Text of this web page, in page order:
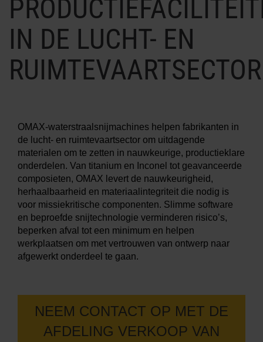
MEER INFO OVER
WATERSNIJMACHINES
IN DE LUCHT- EN
RUIMTEVAARTSECTOR
OMAX-waterstraalsnijmachines helpen fabrikanten in
de lucht- en ruimtevaartsector om uitdagende
materialen om te zetten in nauwkeurige, productieklare
onderdelen. Van titanium en Inconel tot geavanceerde
composieten, OMAX levert de nauwkeurigheid,
herhaalbaarheid en materiaalintegriteit die nodig is
voor missiekritische componenten. Slimme software
en beproefde snijtechnologie verminderen risico’s,
beperken afval tot een minimum en helpen
werkplaatsen om met vertrouwen van ontwerp naar
afgewerkt onderdeel te gaan.
NEEM CONTACT OP MET DE
AFDELING VERKOOP VAN